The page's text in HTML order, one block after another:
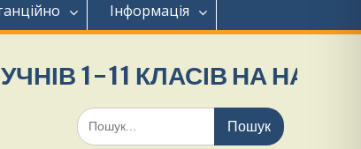
Інформація
11 КЛАСІВ НА НАВЧАННЯ.
Шукати: